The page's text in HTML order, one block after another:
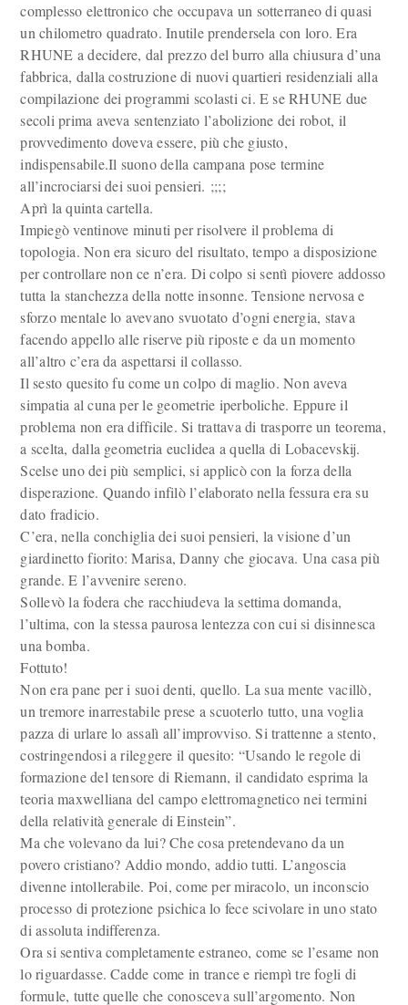
complesso elettronico che occupava un sotterraneo di quasi
un chilometro quadrato. Inutile prendersela con loro. Era
RHUNE a decidere, dal prezzo del burro alla chiusura d’una
fabbrica, dalla costruzione di nuovi quartieri residenziali alla
compilazione dei programmi scolasti ci. E se RHUNE due
secoli prima aveva sentenziato l’abolizione dei robot, il
provvedimento doveva essere, più che giusto,
indispensabile.Il suono della campana pose termine
all’incrociarsi dei suoi pensieri. ;;;;
Aprì la quinta cartella.
Impiegò ventinove minuti per risolvere il problema di
topologia. Non era sicuro del risultato, tempo a disposizione
per controllare non ce n’era. Di colpo si sentì piovere addosso
tutta la stanchezza della notte insonne. Tensione nervosa e
sforzo mentale lo avevano svuotato d’ogni energia, stava
facendo appello alle riserve più riposte e da un momento
all’altro c’era da aspettarsi il collasso.
Il sesto quesito fu come un colpo di maglio. Non aveva
simpatia al cuna per le geometrie iperboliche. Eppure il
problema non era difficile. Si trattava di trasporre un teorema,
a scelta, dalla geometria euclidea a quella di Lobacevskij.
Scelse uno dei più semplici, si applicò con la forza della
disperazione. Quando infilò l’elaborato nella fessura era su
dato fradicio.
C’era, nella conchiglia dei suoi pensieri, la visione d’un
giardinetto fiorito: Marisa, Danny che giocava. Una casa più
grande. E l’avvenire sereno.
Sollevò la fodera che racchiudeva la settima domanda,
l’ultima, con la stessa paurosa lentezza con cui si disinnesca
una bomba.
Fottuto!
Non era pane per i suoi denti, quello. La sua mente vacillò,
un tremore inarrestabile prese a scuoterlo tutto, una voglia
pazza di urlare lo assalì all’improvviso. Si trattenne a stento,
costringendosi a rileggere il quesito: “Usando le regole di
formazione del tensore di Riemann, il candidato esprima la
teoria maxwelliana del campo elettromagnetico nei termini
della relatività generale di Einstein”.
Ma che volevano da lui? Che cosa pretendevano da un
povero cristiano? Addio mondo, addio tutti. L’angoscia
divenne intollerabile. Poi, come per miracolo, un inconscio
processo di protezione psichica lo fece scivolare in uno stato
di assoluta indifferenza.
Ora si sentiva completamente estraneo, come se l’esame non
lo riguardasse. Cadde come in trance e riempì tre fogli di
formule, tutte quelle che conosceva sull’argomento. Non